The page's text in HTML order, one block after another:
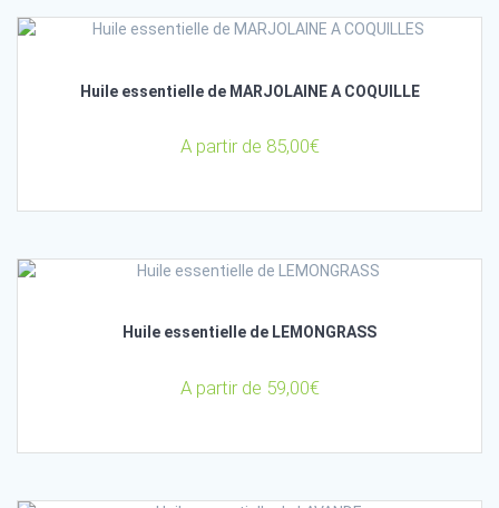
Huile essentielle de MARJOLAINE A COQUILLE
A partir de 85,00€
Huile essentielle de LEMONGRASS
A partir de 59,00€